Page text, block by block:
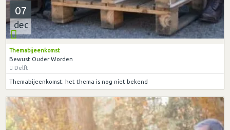
07
dec
Themabijeenkomst
Bewust Ouder Worden
Delft
Themabijeenkomst: het thema is nog niet bekend